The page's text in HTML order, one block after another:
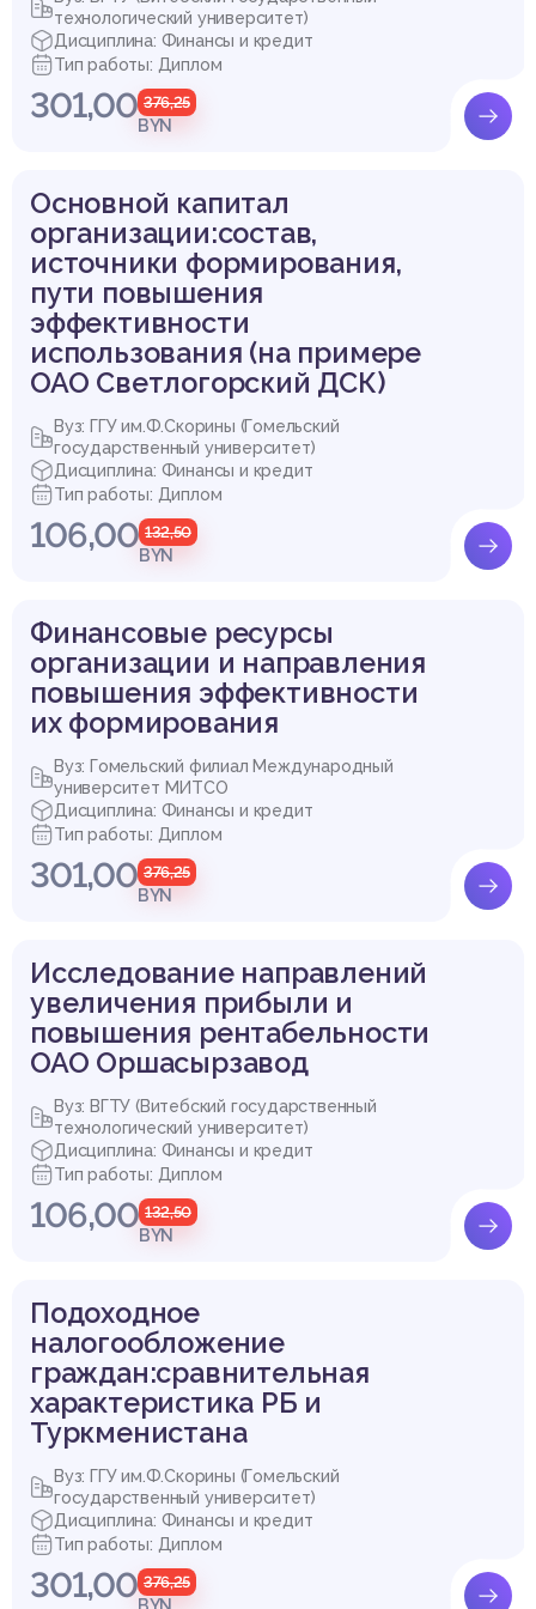
технологический университет)
Дисциплина: Финансы и кредит
Тип работы: Диплом
301,00 376,25
BYN
Основной капитал
организации:состав,
источники формирования,
пути повышения
эффективности
использования (на примере
ОАО Светлогорский ДСК)
Вуз: ГГУ им.Ф.Скорины (Гомельский
государственный университет)
Дисциплина: Финансы и кредит
Тип работы: Диплом
106,00 132,50
BYN
Финансовые ресурсы
организации и направления
повышения эффективности
их формирования
Вуз: Гомельский филиал Международный
университет МИТСО
Дисциплина: Финансы и кредит
Тип работы: Диплом
301,00 376,25
BYN
Исследование направлений
увеличения прибыли и
повышения рентабельности
ОАО Оршасырзавод
Вуз: ВГТУ (Витебский государственный
технологический университет)
Дисциплина: Финансы и кредит
Тип работы: Диплом
106,00 132,50
BYN
Подоходное
налогообложение
граждан:сравнительная
характеристика РБ и
Туркменистана
Вуз: ГГУ им.Ф.Скорины (Гомельский
государственный университет)
Дисциплина: Финансы и кредит
Тип работы: Диплом
301,00 376,25